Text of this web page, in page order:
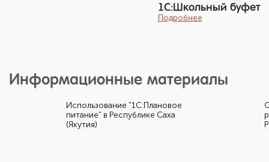
1С:Школьный буфет
Подробнее
Информационные материалы
Использование "1С:Плановое
питание" в Республике Саха
(Якутия)